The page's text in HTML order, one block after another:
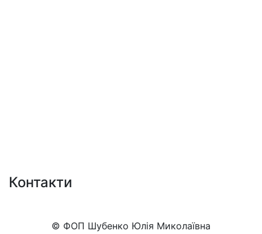
Контакти
© ФОП Шубенко Юлія Миколаївна